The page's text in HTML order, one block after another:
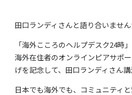
田口ランディさんと語り合いませ
「海外こころのヘルプデスク24時
海外在住者のオンラインピアサポ
げを記念して、田口ランディさん講
日本でも海外でも、コミュニティ